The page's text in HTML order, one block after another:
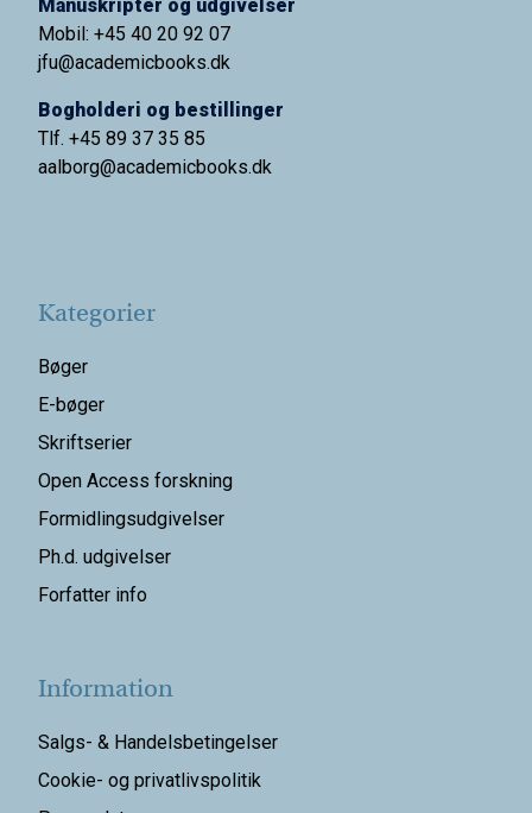
Manuskripter og udgivelser
Mobil: +45 40 20 92 07
jfu@academicbooks.dk
Bogholderi og bestillinger
Tlf. +45 89 37 35 85
aalborg@academicbooks.dk
Kategorier
Bøger
E-bøger
Skriftserier
Open Access forskning
Formidlingsudgivelser
Ph.d. udgivelser
Forfatter info
Information
Salgs- & Handelsbetingelser
Cookie- og privatlivspolitik